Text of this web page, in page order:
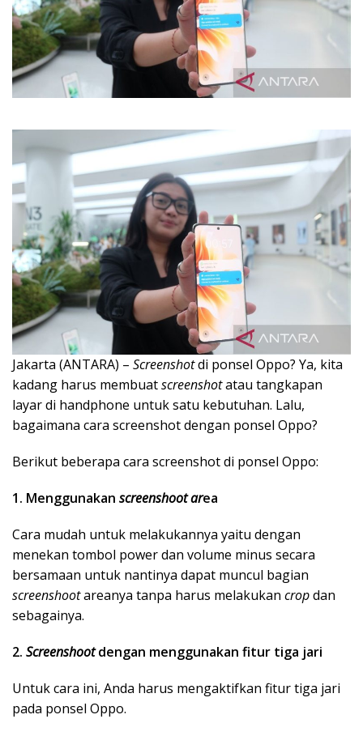
Jakarta (ANTARA) – Screenshotdi ponsel Oppo? Ya, kita
kadang harus membuatscreenshotatau tangkapan
layar di handphone untuk satu kebutuhan. Lalu,
bagaimana cara screenshot dengan ponsel Oppo?
Berikut beberapa cara screenshot di ponsel Oppo:
1. Menggunakan screenshoot area
Cara mudah untuk melakukannya yaitu dengan
menekan tombol power dan volume minus secara
bersamaan untuk nantinya dapat muncul bagian
screenshootareanya tanpa harus melakukan cropdan
sebagainya.
2. Screenshootdengan menggunakan fitur tiga jari
Untuk cara ini, Anda harus mengaktifkan fitur tiga jari
pada ponsel Oppo.